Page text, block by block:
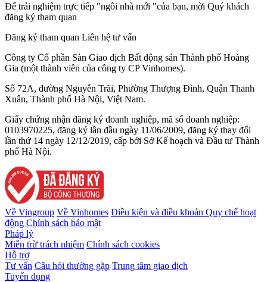
Để trải nghiệm trực tiếp "ngôi nhà mới "của bạn, mời Quý khách
đăng ký tham quan
Đăng ký tham quan Liên hệ tư vấn
Công ty Cổ phần Sàn Giao dịch Bất động sản Thành phố Hoàng
Gia (một thành viên của công ty CP Vinhomes).
Số 72A, đường Nguyễn Trãi, Phường Thượng Đình, Quận Thanh
Xuân, Thành phố Hà Nội, Việt Nam.
Giấy chứng nhận đăng ký doanh nghiệp, mã số doanh nghiệp:
0103970225, đăng ký lần đầu ngày 11/06/2009, đăng ký thay đổi
lần thứ 14 ngày 12/12/2019, cấp bởi Sở Kế hoạch và Đầu tư Thành
phố Hà Nội.
Về Vingroup Về Vinhomes Điều kiện và điều khoản Quy chế hoạt
động Chính sách bảo mật
Pháp lý
Miễn trừ trách nhiệm Chính sách cookies
Hỗ trợ
Tư vấn Câu hỏi thường gặp Trung tâm giao dịch
Tuyển dụng